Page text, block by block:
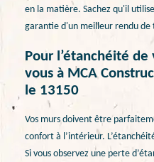
en la matière. Sachez qu'il
garantie d'un meilleur rendu de
Pour l’étanchéité de
vous à MCA
le 13150
Vos murs doivent être
confort à l’intérieur.
Si vous observez une perte